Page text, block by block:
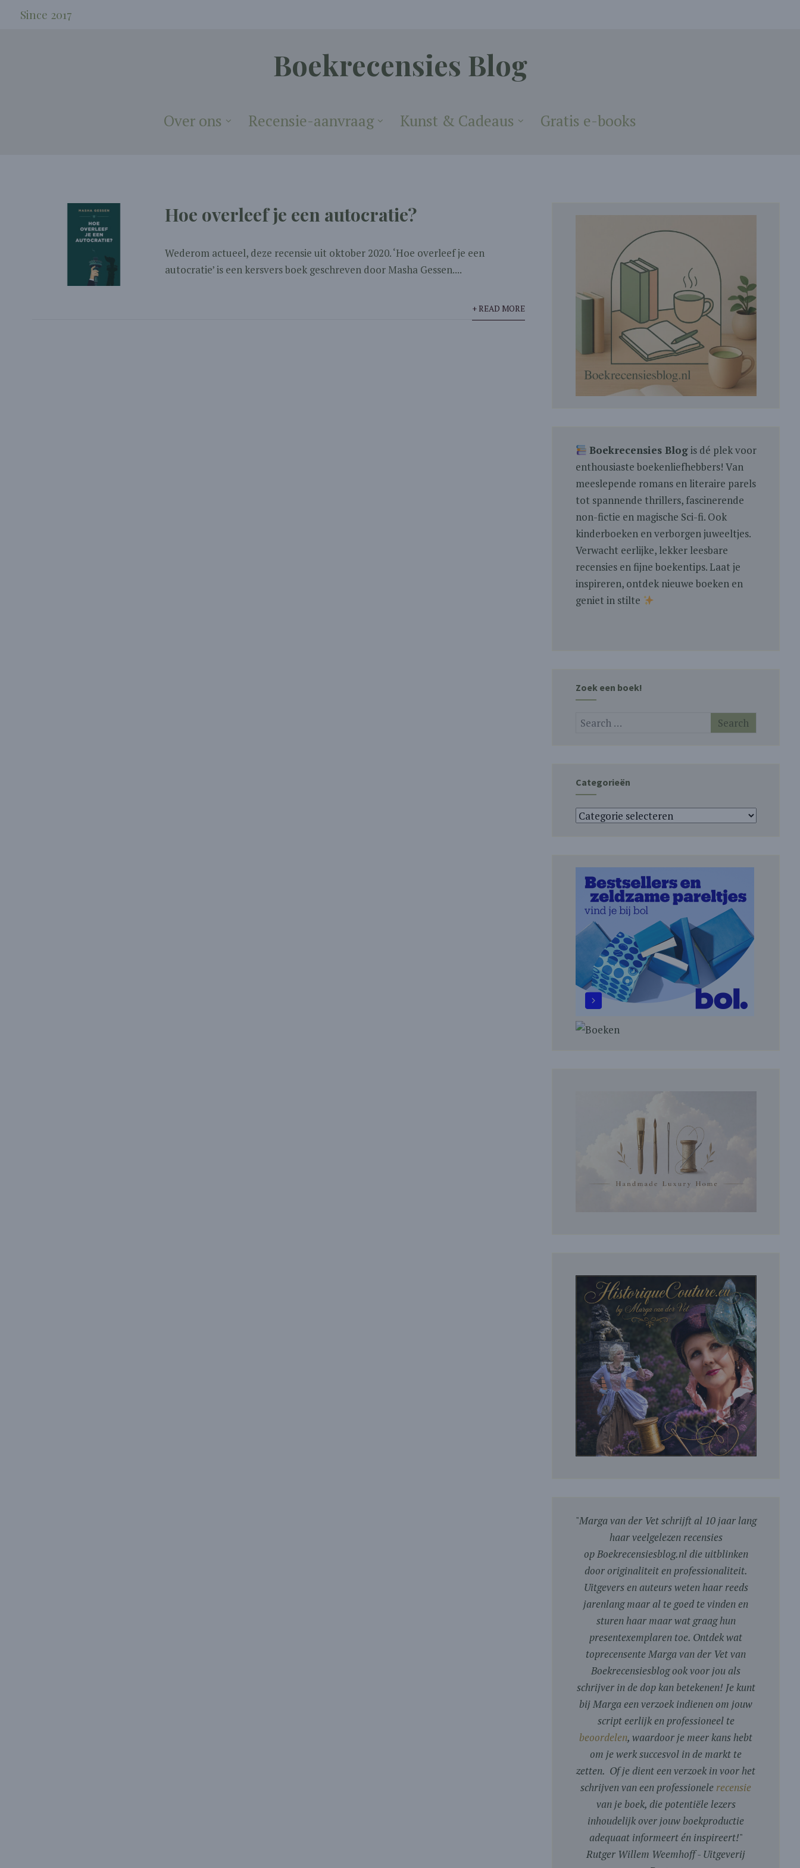
Since 2017
Boekrecensies Blog
Over ons Recensie-aanvraag Kunst & Cadeaus Gratis e-books
Hoe overleef je een autocratie?
Wederom actueel, deze recensie uit oktober 2020. ‘Hoe overleef je een
autocratie’ is een kersvers boek geschreven door Masha Gessen....
+ READ MORE
Boekrecensies Blogis dé plek voor
enthousiaste boekenliefhebbers! Van
meeslepende romans en literaire parels
tot spannende thrillers, fascinerende
non-fictie en magische Sci-fi. Ook
kinderboeken en verborgen juweeltjes.
Verwacht eerlijke, lekker leesbare
recensies en fijne boekentips. Laat je
inspireren, ontdek nieuwe boeken en
geniet in stilte
Zoek een boek!
Categorieën
Categorieën
"Marga van der Vet schrijft al 10 jaar lang
haar veelgelezen recensies
op Boekrecensiesblog.nl die uitblinken
door originaliteit en professionaliteit.
Uitgevers en auteurs weten haar reeds
jarenlang maar al te goed te vinden en
sturen haar maar wat graag hun
presentexemplaren toe. Ontdek wat
toprecensente Marga van der Vet van
Boekrecensiesblog ook voor jou als
schrijver in de dop kan betekenen! Je kunt
bij Marga een verzoek indienen om jouw
script eerlijk en professioneel te
beoordelen, waardoor je meer kans hebt
om je werk succesvol in de markt te
zetten. Of je dient een verzoek in voor het
schrijven van een professionele recensie
van je boek, die potentiële lezers
inhoudelijk over jouw boekproductie
adequaat informeert én inspireert!"
Rutger Willem Weemhoff - Uitgeverij